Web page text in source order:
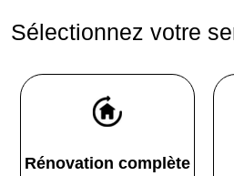
Sélectionnez votre
Rénovation complète